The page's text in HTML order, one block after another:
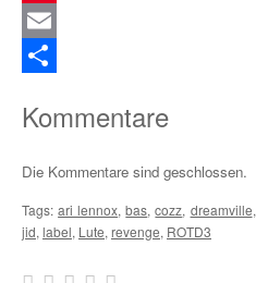
Pinterest
Email
Kommentare
Die Kommentare sind geschlossen.
Tags:ari lennox,bas,cozz, dreamville,
jid, label, Lute, revenge, ROTD3